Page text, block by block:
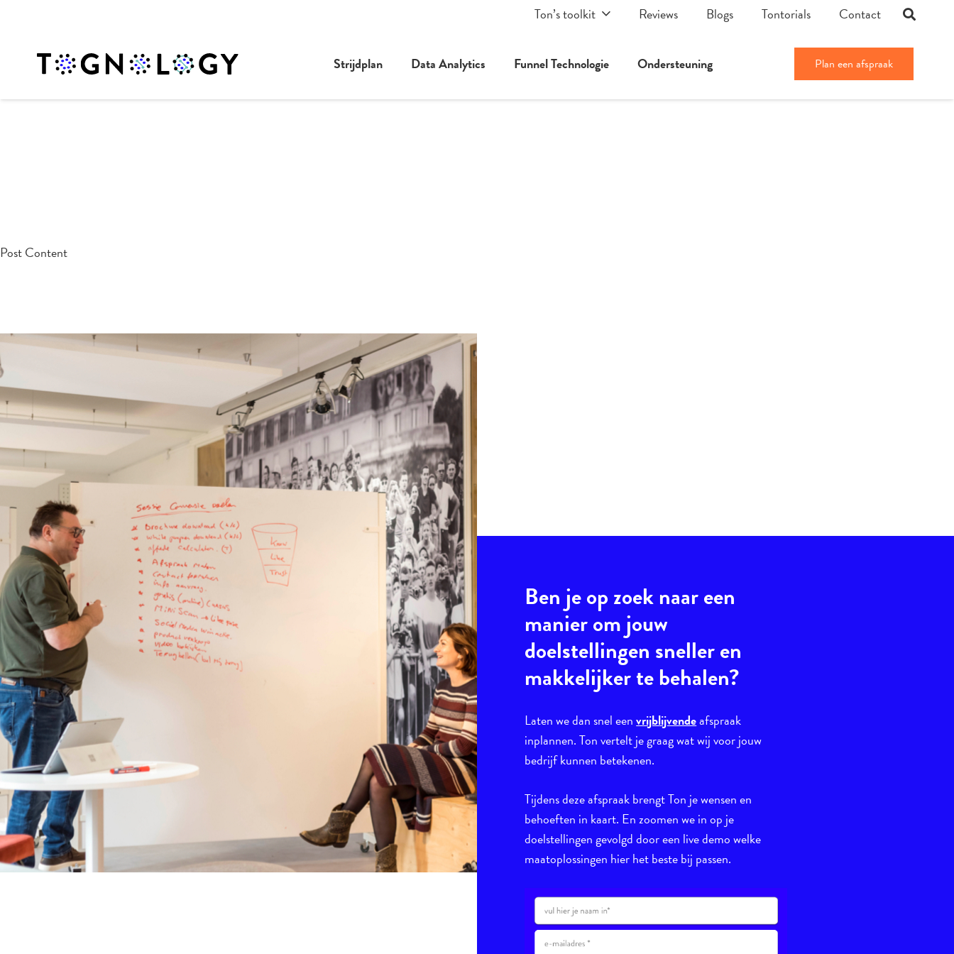
Ton’s toolkit Reviews Blogs Tontorials Contact
Strijdplan Data Analytics Funnel Technologie Ondersteuning Plan een afspraak
Post Content
Ben je op zoek naar een
manier om jouw
doelstellingen sneller en
makkelijker te behalen?
Laten we dan snel eenvrijblijvendeafspraak
inplannen. Ton vertelt je graag wat wij voor jouw
bedrijf kunnen betekenen.
Tijdens deze afspraak brengt Ton je wensen en
behoeften in kaart. En zoomen we in op je
doelstellingen gevolgd door een live demo welke
maatoplossingen hier het beste bij passen.